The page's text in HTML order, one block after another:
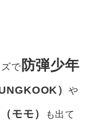
で 防弾少年
）や
（モモ）
も出て